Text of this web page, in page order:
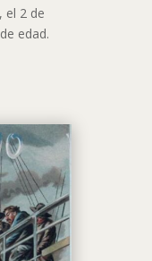
el 2 de
edad.